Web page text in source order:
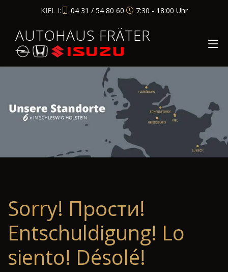
KIEL I: 04 31 / 54 80 60 7:30 - 18:00 Uhr
AUTOHAUS FRÄTER
Sorry! Прости!
Entschuldigung! Lo
siento! Désolé!